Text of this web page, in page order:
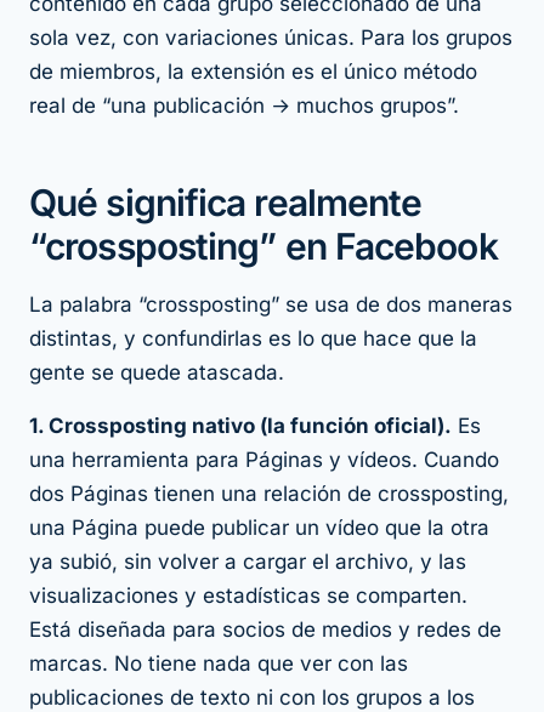
sola vez, con variaciones únicas. Para los grupos
de miembros, la extensión es el único método
real de “una publicación → muchos grupos”.
Qué significa realmente
“crossposting” en Facebook
La palabra “crossposting” se usa de dos maneras
distintas, y confundirlas es lo que hace que la
gente se quede atascada.
1. Crossposting nativo (la función oficial). Es
una herramienta para Páginas y vídeos. Cuando
dos Páginas tienen una relación de crossposting,
una Página puede publicar un vídeo que la otra
ya subió, sin volver a cargar el archivo, y las
visualizaciones y estadísticas se comparten.
Está diseñada para socios de medios y redes de
marcas. No tiene nada que ver con las
publicaciones de texto ni con los grupos a los